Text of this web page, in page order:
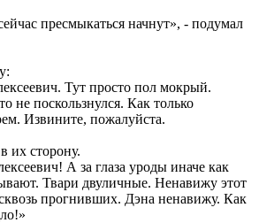
пресмыкаться начнут», - подумал
Тут просто пол мокрый.
не поскользнулся. Как только
Извините, пожалуйста.
их сторону.
А за глаза уроды иначе как
Твари двуличные. Ненавижу этот
прогнивших. Дэна ненавижу. Как